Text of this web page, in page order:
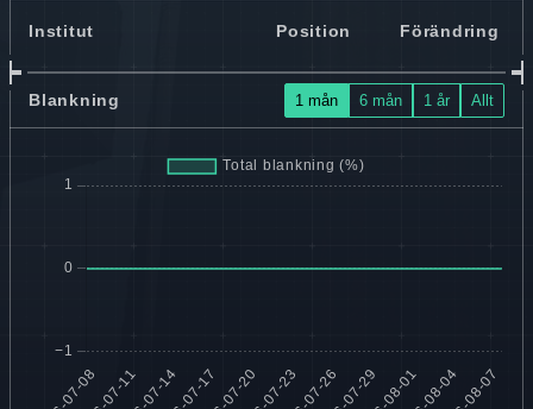
Institut Position Förändring
Blankning 1 mån 6 mån 1 år Allt